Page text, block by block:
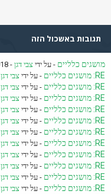
תגובות באשכול הזה
מושגים כלליים - על ידי צבי דגן - 03-01-2018, 06:19 PM
RE: מושגים כלליים - על ידי צבי דגן
RE: מושגים כלליים - על ידי צבי דגן
RE: מושגים כלליים - על ידי צבי דגן
RE: מושגים כלליים - על ידי צבי דגן
RE: מושגים כלליים - על ידי צבי דגן
RE: מושגים כלליים - על ידי צבי דגן
RE: מושגים כלליים - על ידי צבי דגן
RE: מושגים כלליים - על ידי צבי דגן
RE: מושגים כלליים - על ידי צבי דגן
RE: מושגים כלליים - על ידי צבי דגן
RE: מושגים כלליים - על ידי צבי דגן